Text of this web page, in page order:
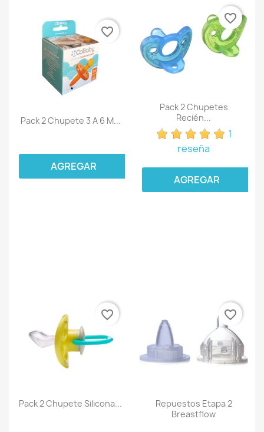
Pack 2 Chupete 3 A 6 M...
AGREGAR
favorite_border
Pack 2 Chupetes
Recién...
1
reseña
AGREGAR
favorite_border
Pack 2 Chupete Silicona...
favorite_border
Repuestos Etapa 2
Breastflow
favorite_border